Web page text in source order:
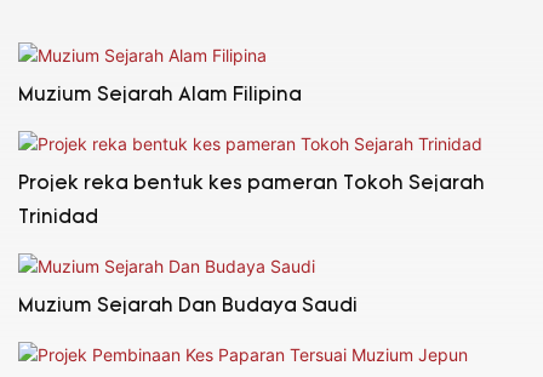
Muzium Sejarah Alam Filipina
Projek reka bentuk kes pameran Tokoh Sejarah
Trinidad
Muzium Sejarah Dan Budaya Saudi